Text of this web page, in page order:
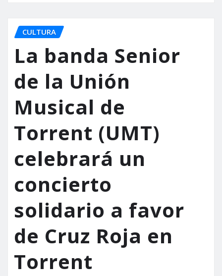
CULTURA
La banda Senior
de la Unión
Musical de
Torrent (UMT)
celebrará un
concierto
solidario a favor
de Cruz Roja en
Torrent